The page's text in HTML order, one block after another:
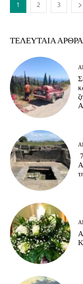
1 2 3
ΤΕΛΕΥΤΑΊΑ ΆΡΘΡΑ